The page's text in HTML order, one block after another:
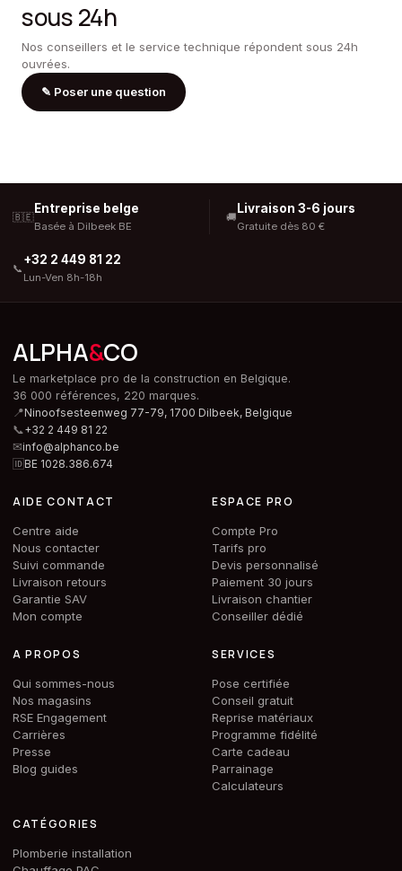
sous 24h
Nos conseillers et le service technique répondent sous 24h
ouvrées.
✎ Poser une question
🇧🇪
Entreprise belge
Basée à Dilbeek BE
🚚
Livraison 3-6 jours
Gratuite dès 80 €
📞
+32 2 449 81 22
Lun-Ven 8h-18h
ALPHA&CO
Le marketplace pro de la construction en Belgique.
36 000 références, 220 marques.
📍Ninoofsesteenweg 77-79, 1700 Dilbeek, Belgique
📞+32 2 449 81 22
✉info@alphanco.be
🆔BE 1028.386.674
AIDE CONTACT
Centre aide
Nous contacter
Suivi commande
Livraison retours
Garantie SAV
Mon compte
ESPACE PRO
Compte Pro
Tarifs pro
Devis personnalisé
Paiement 30 jours
Livraison chantier
Conseiller dédié
A PROPOS
Qui sommes-nous
Nos magasins
RSE Engagement
Carrières
Presse
Blog guides
SERVICES
Pose certifiée
Conseil gratuit
Reprise matériaux
Programme fidélité
Carte cadeau
Parrainage
Calculateurs
CATÉGORIES
Plomberie installation